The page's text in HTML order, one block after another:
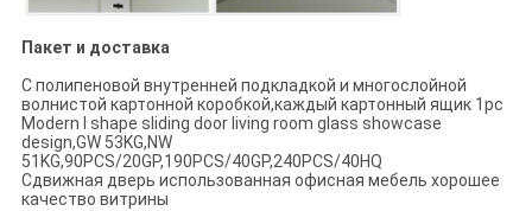
Пакет и доставка
С полипеновой внутренней подкладкой и многослойной
волнистой картонной коробкой,каждый картонный ящик 1pc
Modern I shape sliding door living room glass showcase
design,GW 53KG,NW
51KG,90PCS/20GP,190PCS/40GP,240PCS/40HQ
Сдвижная дверь использованная офисная мебель хорошее
качество витрины